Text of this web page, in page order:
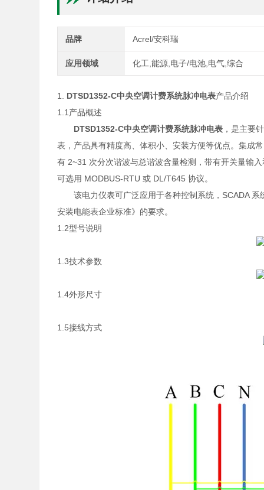
品牌 Acrel/安科瑞
应用领域 化工,能源,电子/电池,电气,综合
1. DTSD1352-C中央空调计费系统脉冲电表产品介绍
1.1产品概述
DTSD1352-C中央空调计费系统脉冲电表 ，是主要
表，产品具有精度高、体积小、安装方便等优点。集成
有 2~31 次分次谐波与总谐波含量检测，带有开关量输
可选用 MODBUS-RTU 或 DL/T645 协议。
该电力仪表可广泛应用于各种控制系统，SCADA
安装电能表企业标准》的要求。
1.2型号说明
1.3技术参数
1.4外形尺寸
1.5接线方式